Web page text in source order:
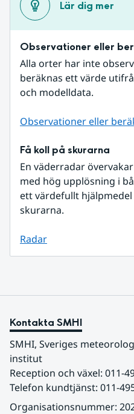
Lär dig mer
Observationer eller
Alla orter har inte
beräknas ett värde
och modelldata.
Observationer eller
Få koll på skurarna
En väderradar
med hög upplösning i
ett värdefullt
skurarna.
Radar
Kontakta SMHI
SMHI, Sveriges
institut
Reception och växel: 011-
Telefon kundtjänst: 011-
Organisationsnummer: